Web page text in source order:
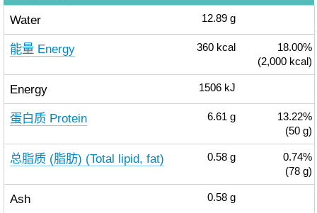
Water 12.89 g
能量 Energy 360 kcal
18.00%
(2,000 kcal)
Energy 1506 kJ
蛋白质 Protein 6.61 g
13.22%
(50 g)
总脂质 (脂肪) (Total lipid, fat) 0.58 g
0.74%
(78 g)
Ash 0.58 g